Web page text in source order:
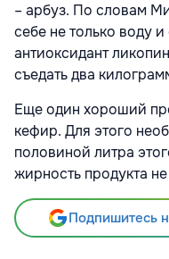
– арбуз. По словам
себе не только воду
антиоксидант
съедать два
Еще один хороший
кефир. Для этого
половиной литра
жирность продукта
Подпишитесь